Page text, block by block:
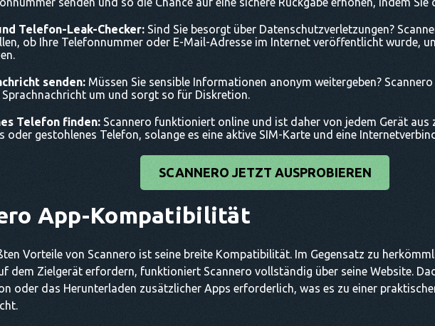
Telefon-Leak-Checker: Sind Sie besorgt über Datenschutzverletzungen?
ob Ihre Telefonnummer oder E-Mail-Adresse im Internet veröffentlicht wurde,
senden: Müssen Sie sensible Informationen anonym weitergeben?
Sprachnachricht um und sorgt so für Diskretion.
Telefon finden: Scannero funktioniert online und ist daher von jedem Gerät aus
oder gestohlenes Telefon, solange es eine aktive SIM-Karte und eine
SCANNERO JETZT AUSPROBIEREN
App-Kompatibilität
Vorteile von Scannero ist seine breite Kompatibilität. Im Gegensatz zu
dem Zielgerät erfordern, funktioniert Scannero vollständig über seine Website.
oder das Herunterladen zusätzlicher Apps erforderlich, was es zu einer